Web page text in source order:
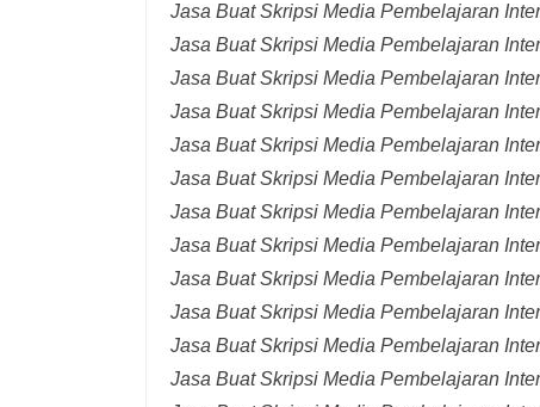
Jasa Buat Skripsi Media Pembelajaran
Jasa Buat Skripsi Media Pembelajaran
Jasa Buat Skripsi Media Pembelajaran
Jasa Buat Skripsi Media Pembelajaran
Jasa Buat Skripsi Media Pembelajaran
Jasa Buat Skripsi Media Pembelajaran
Jasa Buat Skripsi Media Pembelajaran
Jasa Buat Skripsi Media Pembelajaran
Jasa Buat Skripsi Media Pembelajaran
Jasa Buat Skripsi Media Pembelajaran
Jasa Buat Skripsi Media Pembelajaran
Jasa Buat Skripsi Media Pembelajaran